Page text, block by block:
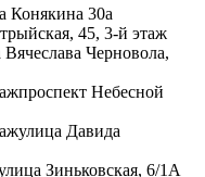
Конякина 30а
45, 3-й этаж
Вячеслава Черновола,
проспект Небесной
улица Давида
Зиньковская, 6/1А